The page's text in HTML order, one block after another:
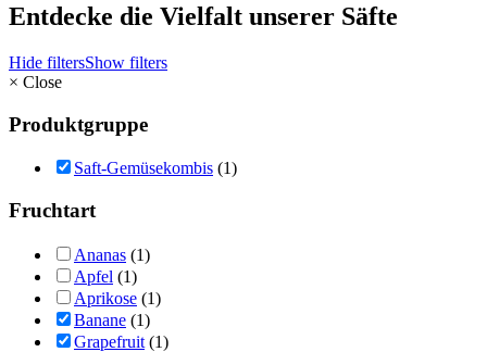
Entdecke die Vielfalt unserer Säfte
Hide filtersShow filters
× Close
Produktgruppe
Saft-Gemüsekombis (1)
Fruchtart
Ananas (1)
Apfel (1)
Aprikose (1)
Banane (1)
Grapefruit (1)